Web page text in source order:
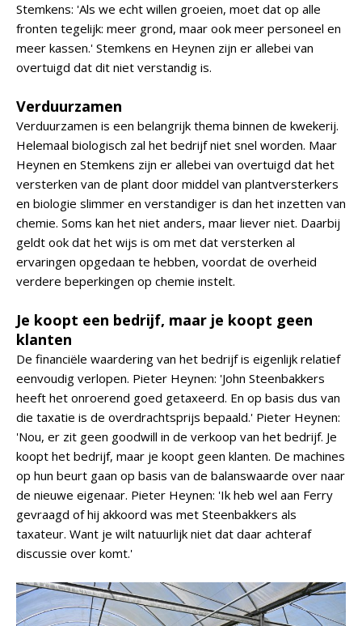
Stemkens: 'Als we echt willen groeien, moet dat op alle
fronten tegelijk: meer grond, maar ook meer personeel en
meer kassen.' Stemkens en Heynen zijn er allebei van
overtuigd dat dit niet verstandig is.
Verduurzamen
Verduurzamen is een belangrijk thema binnen de kwekerij.
Helemaal biologisch zal het bedrijf niet snel worden. Maar
Heynen en Stemkens zijn er allebei van overtuigd dat het
versterken van de plant door middel van plantversterkers
en biologie slimmer en verstandiger is dan het inzetten van
chemie. Soms kan het niet anders, maar liever niet. Daarbij
geldt ook dat het wijs is om met dat versterken al
ervaringen opgedaan te hebben, voordat de overheid
verdere beperkingen op chemie instelt.
Je koopt een bedrijf, maar je koopt geen
klanten
De financiële waardering van het bedrijf is eigenlijk relatief
eenvoudig verlopen. Pieter Heynen: 'John Steenbakkers
heeft het onroerend goed getaxeerd. En op basis dus van
die taxatie is de overdrachtsprijs bepaald.' Pieter Heynen:
'Nou, er zit geen goodwill in de verkoop van het bedrijf. Je
koopt het bedrijf, maar je koopt geen klanten. De machines
op hun beurt gaan op basis van de balanswaarde over naar
de nieuwe eigenaar. Pieter Heynen: 'Ik heb wel aan Ferry
gevraagd of hij akkoord was met Steenbakkers als
taxateur. Want je wilt natuurlijk niet dat daar achteraf
discussie over komt.'